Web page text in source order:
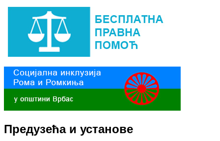
Предузећа и установе